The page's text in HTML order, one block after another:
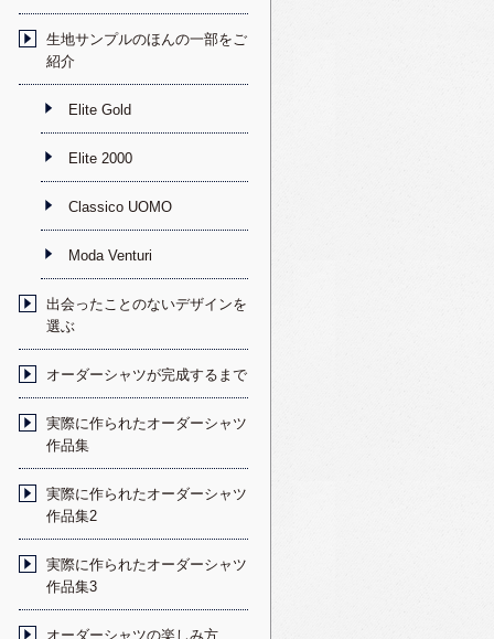
生地サンプルのほんの一部をご
紹介
Elite Gold
Elite 2000
Classico UOMO
Moda Venturi
出会ったことのないデザインを
選ぶ
オーダーシャツが完成するまで
実際に作られたオーダーシャツ
作品集
実際に作られたオーダーシャツ
作品集2
実際に作られたオーダーシャツ
作品集3
オーダーシャツの楽しみ方